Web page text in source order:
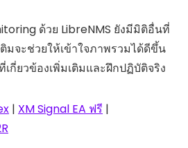
ด้วย LibreNMS ยังมีมิติอื่นที่
มจะช่วยให้เข้าใจภาพรวมได้ดีขึ้น
กี่ยวข้องเพิ่มเติมและฝึกปฏิบัติจริง
| XM Signal EA ฟรี |